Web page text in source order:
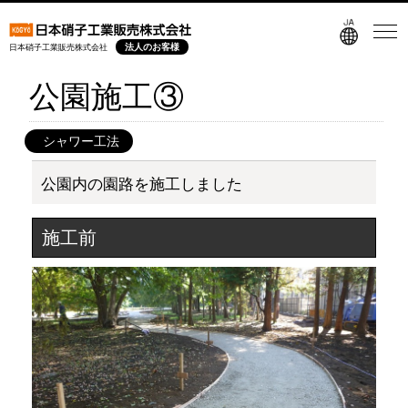
日本硝子工業販売株式会社 法人のお客様
公園施工③
シャワー工法
公園内の園路を施工しました
施工前